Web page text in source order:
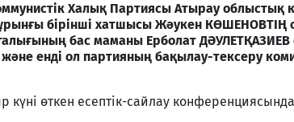
Халық Партиясы Атырау облыстық
бірінші хатшысы Жәукен КӨШЕНОВТІҢ
бас маманы Ерболат
енді ол партияның бақылау-тексеру
өткен есептік-сайлау конференциясында